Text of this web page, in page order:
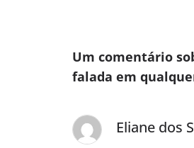
Um comentário
falada em
Eliane dos